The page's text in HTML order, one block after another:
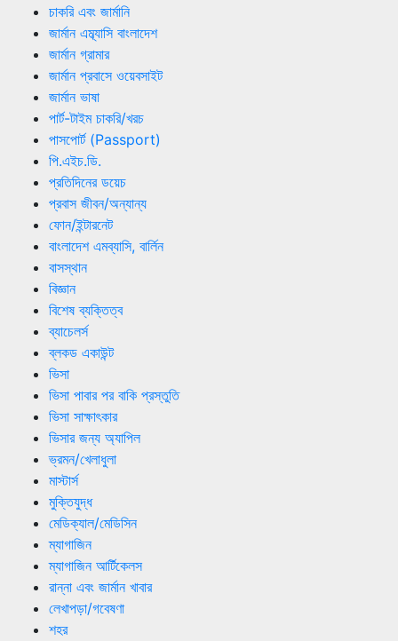
চাকরি এবং জার্মানি
জার্মান এম্ব্যাসি বাংলাদেশ
জার্মান গ্রামার
জার্মান প্রবাসে ওয়েবসাইট
জার্মান ভাষা
পার্ট-টাইম চাকরি/খরচ
পাসপোর্ট (Passport)
পি.এইচ.ডি.
প্রতিদিনের ডয়েচ
প্রবাস জীবন/অন্যান্য
ফোন/ইন্টারনেট
বাংলাদেশ এমব্যাসি, বার্লিন
বাসস্থান
বিজ্ঞান
বিশেষ ব্যক্তিত্ব
ব্যাচেলর্স
ব্লকড একাউন্ট
ভিসা
ভিসা পাবার পর বাকি প্রস্তুতি
ভিসা সাক্ষাৎকার
ভিসার জন্য অ্যাপিল
ভ্রমন/খেলাধুলা
মাস্টার্স
মুক্তিযুদ্ধ
মেডিক্যাল/মেডিসিন
ম্যাগাজিন
ম্যাগাজিন আর্টিকেলস
রান্না এবং জার্মান খাবার
লেখাপড়া/গবেষণা
শহর